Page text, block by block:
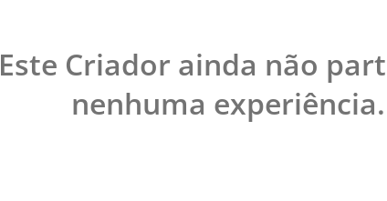
Este Criador ainda não
nenhuma experiência.